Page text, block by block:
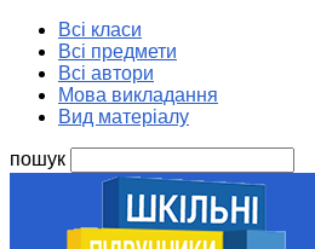
Всі класи
Всі предмети
Всі автори
Мова викладання
Вид матеріалу
пошук